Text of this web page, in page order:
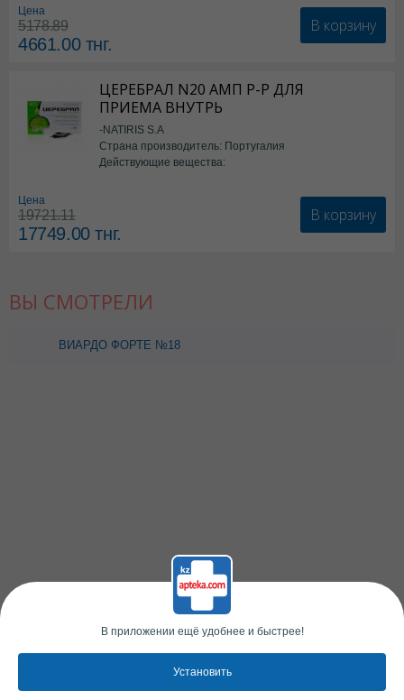
Цена
5178.89
4661.00тнг.
В корзину
ЦЕРЕБРАЛ N20 АМП Р-Р ДЛЯ
ПРИЕМА ВНУТРЬ
-NATIRIS S.A
Страна производитель: Португалия
Действующие вещества:
Цена
19721.11
17749.00тнг.
В корзину
ВЫ СМОТРЕЛИ
ВИАРДО ФОРТЕ №18
В приложении ещё удобнее и быстрее!
Установить